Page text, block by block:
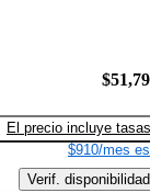
El precio incluye tasas
$910/mes
Verif. disponibilidad